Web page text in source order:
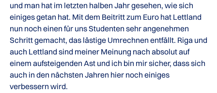
und man hat im letzten halben Jahr gesehen, wie sich
einiges getan hat. Mit dem Beitritt zum Euro hat Lettland
nun noch einen für uns Studenten sehr angenehmen
Schritt gemacht, das lästige Umrechnen entfällt. Riga und
auch Lettland sind meiner Meinung nach absolut auf
einem aufsteigenden Ast und ich bin mir sicher, dass sich
auch in den nächsten Jahren hier noch einiges
verbessern wird.